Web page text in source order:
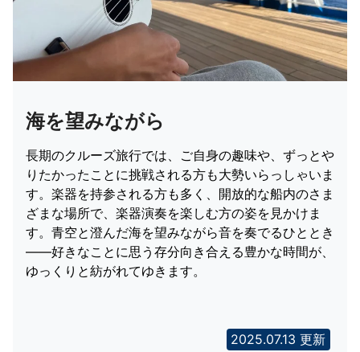
海を望みながら
長期のクルーズ旅行では、ご自身の趣味や、ずっとや
りたかったことに挑戦される方も大勢いらっしゃいま
す。楽器を持参される方も多く、開放的な船内のさま
ざまな場所で、楽器演奏を楽しむ方の姿を見かけま
す。青空と澄んだ海を望みながら音を奏でるひととき
――好きなことに思う存分向き合える豊かな時間が、
ゆっくりと紡がれてゆきます。
2025.07.13 更新